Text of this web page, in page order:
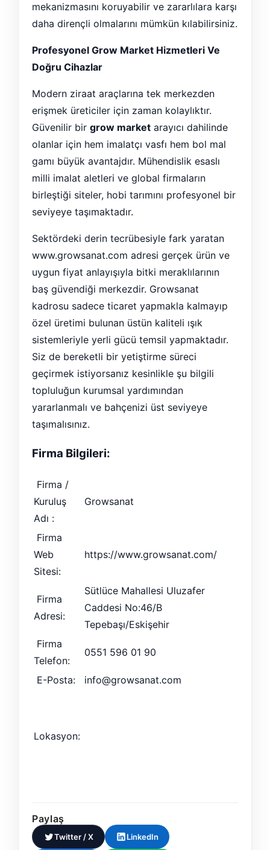
mekanizmasını koruyabilir ve zararlılara karşı
daha dirençli olmalarını mümkün kılabilirsiniz.
Profesyonel Grow Market Hizmetleri Ve
Doğru Cihazlar
Modern ziraat araçlarına tek merkezden
erişmek üreticiler için zaman kolaylıktır.
Güvenilir bir grow market arayıcı dahilinde
olanlar için hem imalatçı vasfı hem bol mal
gamı büyük avantajdır. Mühendislik esaslı
milli imalat aletleri ve global firmaların
birleştiği siteler, hobi tarımını profesyonel bir
seviyeye taşımaktadır.
Sektördeki derin tecrübesiyle fark yaratan
www.growsanat.com adresi gerçek ürün ve
uygun fiyat anlayışıyla bitki meraklılarının
baş güvendiği merkezdir. Growsanat
kadrosu sadece ticaret yapmakla kalmayıp
özel üretimi bulunan üstün kaliteli ışık
sistemleriyle yerli gücü temsil yapmaktadır.
Siz de bereketli bir yetiştirme süreci
geçirmek istiyorsanız kesinlikle şu bilgili
topluluğun kurumsal yardımından
yararlanmalı ve bahçenizi üst seviyeye
taşımalısınız.
Firma Bilgileri:
Firma /
Kuruluş
Adı :
Growsanat
Firma
Web
Sitesi:
https://www.growsanat.com/
Firma
Adresi:
Sütlüce Mahallesi Uluzafer
Caddesi No:46/B
Tepebaşı/Eskişehir
Firma
Telefon:
0551 596 01 90
E-Posta: info@growsanat.com
Lokasyon:
Paylaş
Twitter / X LinkedIn